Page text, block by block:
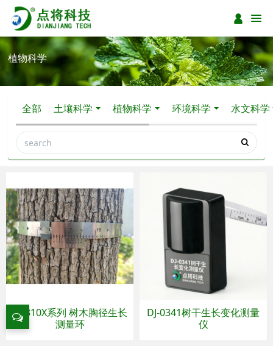
植物科学
全部 土壤科学 植物科学 环境科学 水文科学
DJ-310X系列 树木胸径生长
测量环
DJ-0341树干生长变化测量
仪